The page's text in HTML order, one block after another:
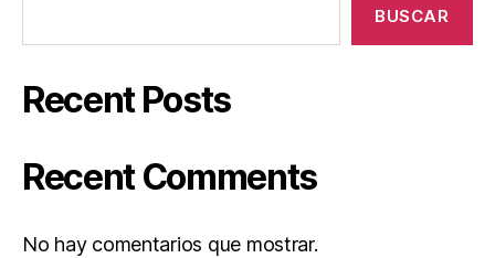
BUSCAR
Recent Posts
Recent Comments
No hay comentarios que mostrar.